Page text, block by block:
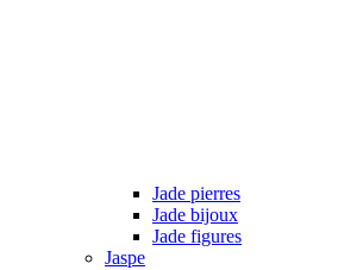
Jade pierres
Jade bijoux
Jade figures
Jaspe